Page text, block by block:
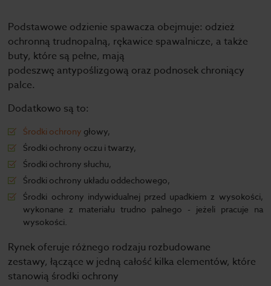
Podstawowe odzienie spawacza obejmuje: odzież
ochronną trudnopalną, rękawice spawalnicze, a także
buty, które są pełne, mają
podeszwę antypoślizgową oraz podnosek chroniący
palce.
Dodatkowo są to:
Środki ochrony głowy,
Środki ochrony oczu i twarzy,
Środki ochrony słuchu,
Środki ochrony układu oddechowego,
Środki ochrony indywidualnej przed upadkiem z wysokości,
wykonane z materiału trudno palnego - jeżeli pracuje na
wysokości.
Rynek oferuje różnego rodzaju rozbudowane
zestawy, łączące w jedną całość kilka elementów, które
stanowią środki ochrony